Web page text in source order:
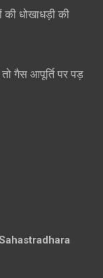
धोखाधड़ी की
गैस आपूर्ति पर पड़